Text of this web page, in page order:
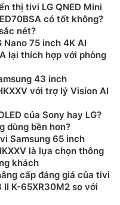
cấp nội dung lên
này giúp xử lý
hiện từng phân cảnh
thể giới điện ảnh, nơi
như đang xảy ra
này sẽ phân tích
điều chỉnh độ sáng để
Bạn sẽ không bỏ
bộ phim kinh điển
cả đều hiện lên sống
độ sáng vượt trội.
tivi Toshiba 85 inch
thị tivi LG QNED Mini
có tốt không?
nét?
Nano 75 inch 4K AI
lại thích hợp với phòng
43 inch
với trợ lý Vision AI
của Sony hay LG?
dùng bền hơn?
Samsung 65 inch
là lựa chọn thông
khách
cấp đáng giá của tivi
II K-65XR30M2 so với